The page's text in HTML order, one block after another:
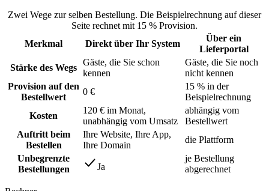
Zwei Wege zur selben Bestellung. Die Beispielrechnung auf dieser
Seite rechnet mit 15 % Provision.
Merkmal
Direkt über Ihr System
Über ein
Lieferportal
Stärke des Wegs
Gäste, die Sie schon
kennen
Gäste, die Sie noch
nicht kennen
Provision auf den
Bestellwert
0 €
15 % in der
Beispielrechnung
Kosten
120 € im Monat,
unabhängig vom Umsatz
abhängig vom
Bestellwert
Auftritt beim
Bestellen
Ihre Website, Ihre App,
Ihre Domain
die Plattform
Unbegrenzte
Bestellungen
Ja
je Bestellung
abgerechnet